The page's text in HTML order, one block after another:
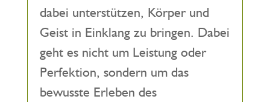
dabei unterstützen, Körper und
Geist in Einklang zu bringen. Dabei
geht es nicht um Leistung oder
Perfektion, sondern um das
bewusste Erleben des